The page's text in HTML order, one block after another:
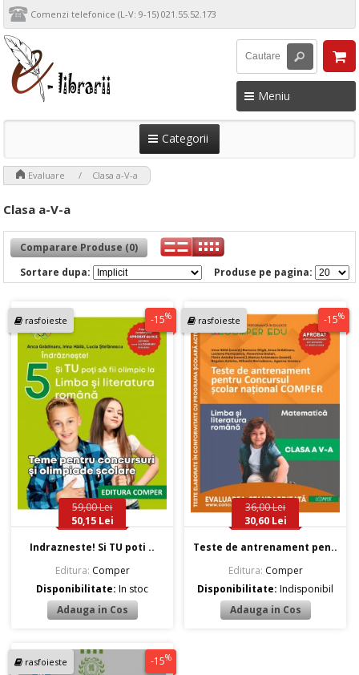
Comenzi telefonice (L-V: 9-15) 021.55.52.173
Meniu
Categorii
Evaluare Clasa a-V-a
Clasa a-V-a
Comparare Produse (0)
Produse pe pagina:
Sortare dupa:
rasfoieste -15%
59,00 Lei
50,15 Lei
Indrazneste! Si TU poti ..
Editura: Comper
Disponibilitate:In stoc
rasfoieste -15%
36,00 Lei
30,60 Lei
Teste de antrenament pen..
Editura: Comper
Disponibilitate:Indisponibil
rasfoieste -15%